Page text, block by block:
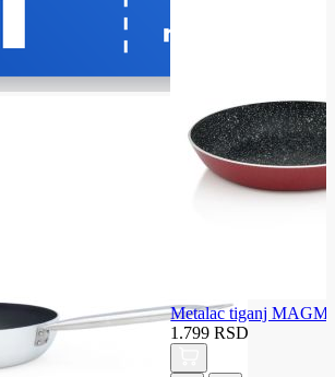
Metalac tiganj
1.799 RSD